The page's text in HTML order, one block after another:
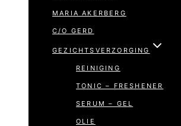
MARIA AKERBERG
C/O GERD
GEZICHTSVERZORGING
REINIGING
TONIC – FRESHENER
SERUM – GEL
OLIE